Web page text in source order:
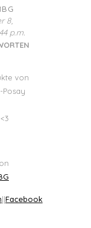
8,
p.m.
von
Posay
||Facebook